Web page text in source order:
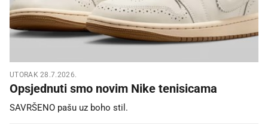
UTORAK 28.7.2026.
Opsjednuti smo novim Nike tenisicama
SAVRŠENO pašu uz boho stil.